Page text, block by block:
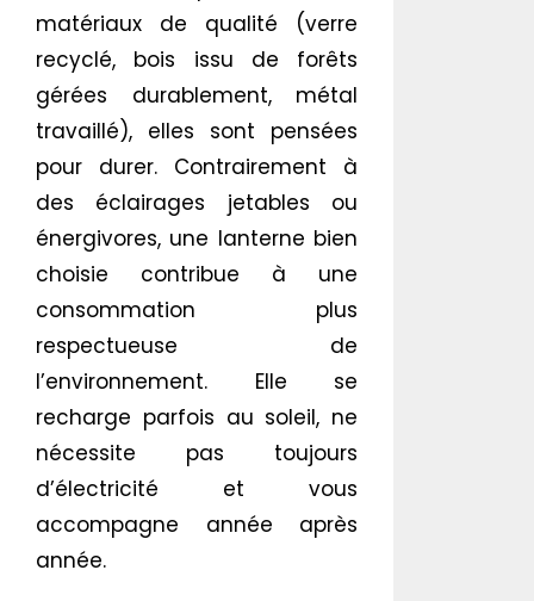
matériaux de qualité (verre
recyclé, bois issu de forêts
gérées durablement, métal
travaillé), elles sont pensées
pour durer. Contrairement à
des éclairages jetables ou
énergivores, une lanterne bien
choisie contribue à une
consommation plus
respectueuse de
l’environnement. Elle se
recharge parfois au soleil, ne
nécessite pas toujours
d’électricité et vous
accompagne année après
année.